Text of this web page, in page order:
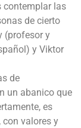
contemplar las
de cierto
(profesor y
y Viktor
de
un abanico que
es
con valores y